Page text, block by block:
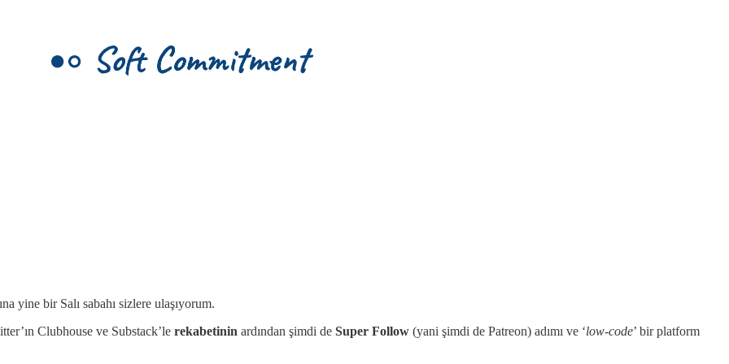
yine bir Salı sabahı sizlere ulaşıyorum.
Clubhouse ve Substack’le rekabetinin ardından şimdi de Super Follow (yani şimdi de Patreon) adımı ve ‘low-code’ bir platform